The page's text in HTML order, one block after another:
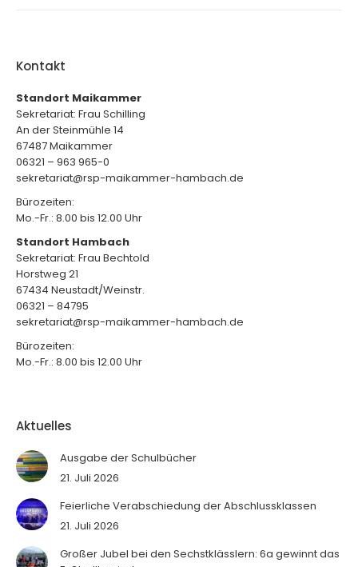
Kontakt
Standort Maikammer
Sekretariat: Frau Schilling
An der Steinmühle 14
67487 Maikammer
06321 – 963 965-0
sekretariat@rsp-maikammer-hambach.de
Bürozeiten:
Mo.-Fr.: 8.00 bis 12.00 Uhr
Standort Hambach
Sekretariat: Frau Bechtold
Horstweg 21
67434 Neustadt/Weinstr.
06321 – 84795
sekretariat@rsp-maikammer-hambach.de
Bürozeiten:
Mo.-Fr.: 8.00 bis 12.00 Uhr
Aktuelles
Ausgabe der Schulbücher
21. Juli 2026
Feierliche Verabschiedung der Abschlussklassen
21. Juli 2026
Großer Jubel bei den Sechstklässlern: 6a gewinnt das